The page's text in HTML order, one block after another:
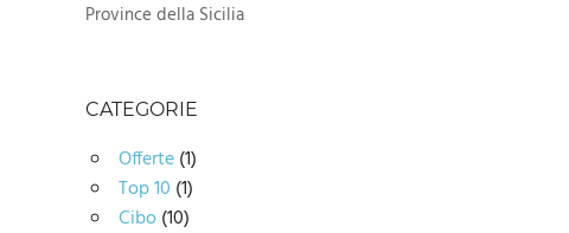
Province della Sicilia
CATEGORIE
Offerte(1)
Top 10 (1)
Cibo(10)